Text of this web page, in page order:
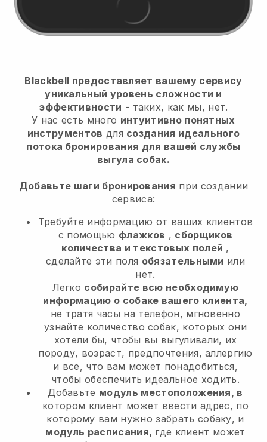
Blackbell предоставляет вашему сервису
уникальный уровень сложности и
эффективности - таких, как мы, нет.
У нас есть много интуитивно понятных
инструментов для создания идеального
потока бронирования для вашей службы
выгула собак.
Добавьте шаги бронирования при создании
сервиса:
Требуйте информацию от ваших клиентов
с помощью флажков , сборщиков
количества и текстовых полей ,
сделайте эти поля обязательными или
нет.
Легко собирайте всю необходимую
информацию о собаке вашего клиента,
не тратя часы на телефон, мгновенно
узнайте количество собак, которых они
хотели бы, чтобы вы выгуливали, их
породу, возраст, предпочтения, аллергию
и все, что вам может понадобиться,
чтобы обеспечить идеальное ходить.
Добавьте модуль местоположения, в
котором клиент может ввести адрес, по
которому вам нужно забрать собаку, и
модуль расписания, где клиент может